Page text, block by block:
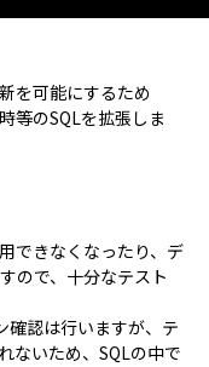
を可能にするため
等のSQLを拡張しま
できなくなったり、デ
ので、十分なテスト
確認は行いますが、テ
ないため、SQLの中で